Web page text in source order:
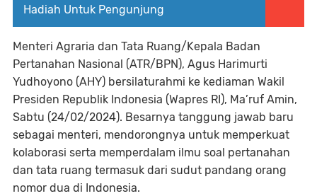
Hadiah Untuk Pengunjung
Menteri Agraria dan Tata Ruang/Kepala Badan
Pertanahan Nasional (ATR/BPN), Agus Harimurti
Yudhoyono (AHY) bersilaturahmi ke kediaman Wakil
Presiden Republik Indonesia (Wapres RI), Ma’ruf Amin,
Sabtu (24/02/2024). Besarnya tanggung jawab baru
sebagai menteri, mendorongnya untuk memperkuat
kolaborasi serta memperdalam ilmu soal pertanahan
dan tata ruang termasuk dari sudut pandang orang
nomor dua di Indonesia.